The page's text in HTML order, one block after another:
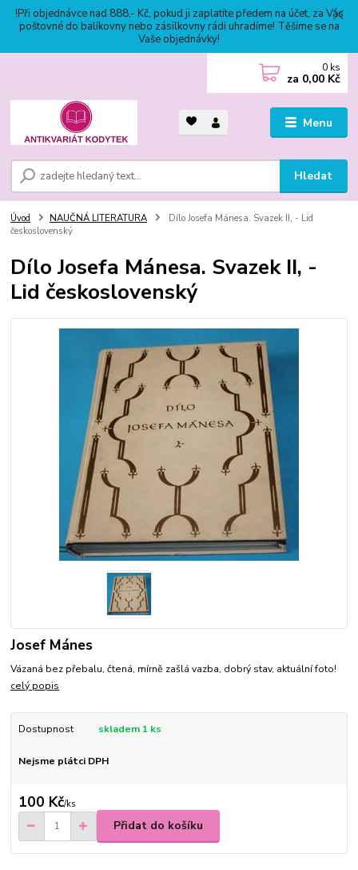
!Při objednávce nad 888,- Kč, pokud ji zaplatíte předem na účet, za Vás
poštovné do balíkovny nebo zásilkovny rádi uhradíme! Těšíme se na
Vaše objednávky!
Menu
Hledat
0 ks
za 0,00 Kč
Úvod NAUČNÁ LITERATURA
Dílo Josefa Mánesa. Svazek II, - Lid
československý
Dílo Josefa Mánesa. Svazek II, -
Lid československý
Josef Mánes
Vázaná bez přebalu, čtená, mírně zašlá vazba, dobrý stav, aktuální foto!
celý popis
Dostupnost skladem 1 ks
Nejsme plátci DPH
100 Kč/ks
Přidat do košíku